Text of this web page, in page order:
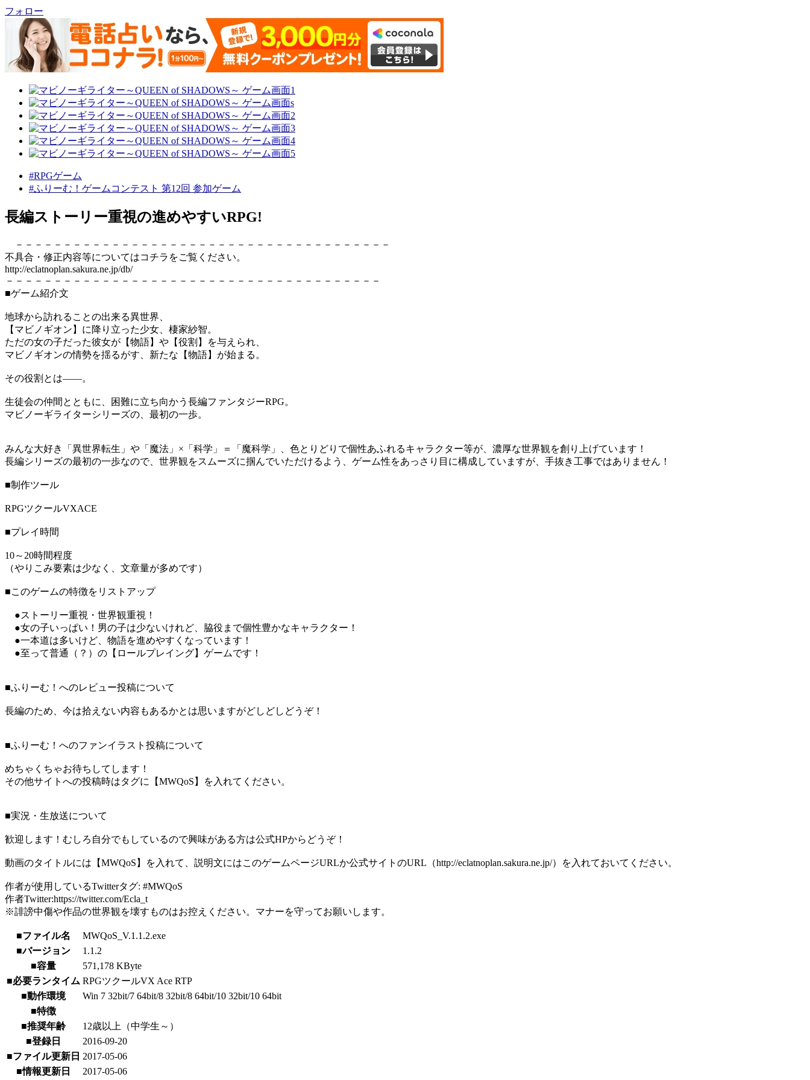
フォロー
#RPGゲーム
#ふりーむ！ゲームコンテスト 第12回 参加ゲーム
長編ストーリー重視の進めやすいRPG!
－－－－－－－－－－－－－－－－－－－－－－－－－－－－－－－－－－－－－－－
不具合・修正内容等についてはコチラをご覧ください。
http://eclatnoplan.sakura.ne.jp/db/
－－－－－－－－－－－－－－－－－－－－－－－－－－－－－－－－－－－－－－－
■ゲーム紹介文
地球から訪れることの出来る異世界、
【マビノギオン】に降り立った少女、棲家紗智。
ただの女の子だった彼女が【物語】や【役割】を与えられ、
マビノギオンの情勢を揺るがす、新たな【物語】が始まる。
その役割とは――。
生徒会の仲間とともに、困難に立ち向かう長編ファンタジーRPG。
マビノーギライターシリーズの、最初の一歩。
みんな大好き「異世界転生」や「魔法」×「科学」＝「魔科学」、色とりどりで個性あふれるキャラクター等が、濃厚な世界観を創り上げています！
長編シリーズの最初の一歩なので、世界観をスムーズに掴んでいただけるよう、ゲーム性をあっさり目に構成していますが、手抜き工事ではありません！
■制作ツール
RPGツクールVXACE
■プレイ時間
10～20時間程度
（やりこみ要素は少なく、文章量が多めです）
■このゲームの特徴をリストアップ
●ストーリー重視・世界観重視！
●女の子いっぱい！男の子は少ないけれど、脇役まで個性豊かなキャラクター！
●一本道は多いけど、物語を進めやすくなっています！
●至って普通（？）の【ロールプレイング】ゲームです！
■ふりーむ！へのレビュー投稿について
長編のため、今は拾えない内容もあるかとは思いますがどしどしどうぞ！
■ふりーむ！へのファンイラスト投稿について
めちゃくちゃお待ちしてします！
その他サイトへの投稿時はタグに【MWQoS】を入れてください。
■実況・生放送について
歓迎します！むしろ自分でもしているので興味がある方は公式HPからどうぞ！
動画のタイトルには【MWQoS】を入れて、説明文にはこのゲームページURLか公式サイトのURL（http://eclatnoplan.sakura.ne.jp/）を入れておいてください。
作者が使用しているTwitterタグ: #MWQoS
作者Twitter:https://twitter.com/Ecla_t
※誹謗中傷や作品の世界観を壊すものはお控えください。マナーを守ってお願いします。
■ファイル名
MWQoS_V.1.1.2.exe
■バージョン
1.1.2
■容量
571,178 KByte
■必要ランタイム RPGツクールVX Ace RTP
■動作環境
Win 7 32bit/7 64bit/8 32bit/8 64bit/10 32bit/10 64bit
■特徴
■推奨年齢
12歳以上（中学生～）
■登録日
2016-09-20
■ファイル更新日 2017-05-06
■情報更新日
2017-05-06